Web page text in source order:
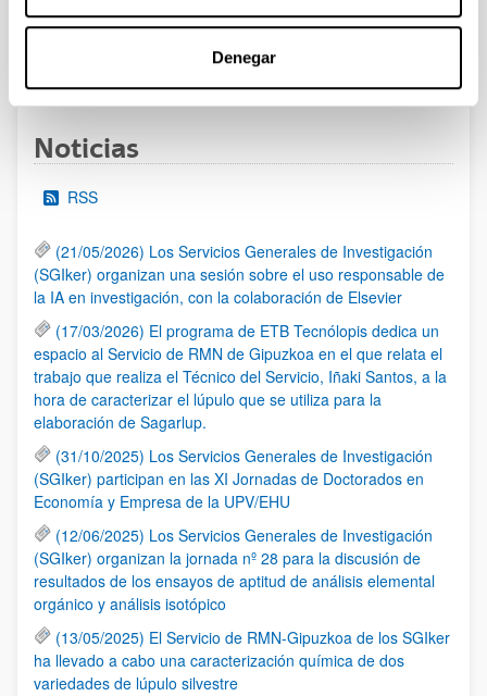
Denegar
18
Noticias
RSS
(21/05/2026) Los Servicios Generales de Investigación
(SGIker) organizan una sesión sobre el uso responsable de
la IA en investigación, con la colaboración de Elsevier
(17/03/2026) El programa de ETB Tecnólopis dedica un
espacio al Servicio de RMN de Gipuzkoa en el que relata el
trabajo que realiza el Técnico del Servicio, Iñaki Santos, a la
hora de caracterizar el lúpulo que se utiliza para la
elaboración de Sagarlup.
(31/10/2025) Los Servicios Generales de Investigación
(SGIker) participan en las XI Jornadas de Doctorados en
Economía y Empresa de la UPV/EHU
(12/06/2025) Los Servicios Generales de Investigación
(SGIker) organizan la jornada nº 28 para la discusión de
resultados de los ensayos de aptitud de análisis elemental
orgánico y análisis isotópico
(13/05/2025) El Servicio de RMN-Gipuzkoa de los SGIker
ha llevado a cabo una caracterización química de dos
variedades de lúpulo silvestre